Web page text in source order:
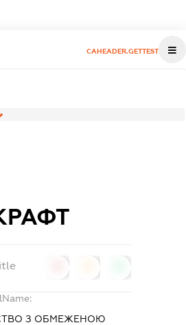
CAHEADER.GETTEST
З ОБМЕЖЕНОЮ